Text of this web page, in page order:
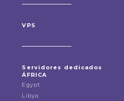
VPS
Servidores dedicados
ÁFRICA
Egypt
Libya